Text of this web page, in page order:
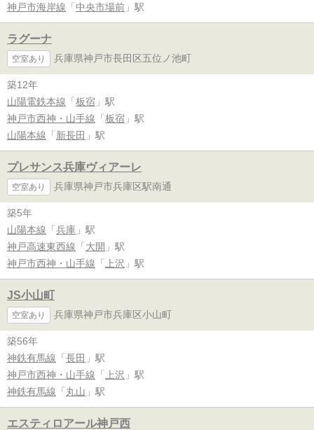
神戸市海岸線 「 中央市場前 」駅
ラグーナ
空室あり 兵庫県神戸市長田区五位ノ池町
築12年
山陽電鉄本線 「 板宿 」駅
神戸市西神・山手線 「 板宿 」駅
山陽本線 「 新長田 」駅
プレサンス兵庫ヴィアーレ
空室あり 兵庫県神戸市兵庫区駅南通
築5年
山陽本線 「 兵庫 」駅
神戸高速東西線 「 大開 」駅
神戸市西神・山手線 「 上沢 」駅
JS小山町
空室あり 兵庫県神戸市兵庫区小山町
築56年
神鉄有馬線 「 長田 」駅
神戸市西神・山手線 「 上沢 」駅
神鉄有馬線 「 丸山 」駅
エスティロアール神戸西